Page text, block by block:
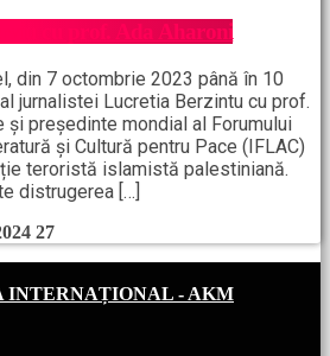
cu prof. Ada Aharoni
din 7 octombrie 2023 până în 10
jurnalistei Lucretia Berzintu cu prof.
și președinte mondial al Forumului
și Cultură pentru Pace (IFLAC)
teroristă islamistă palestiniană.
distrugerea […]
27
INTERNAȚIONAL - AKM